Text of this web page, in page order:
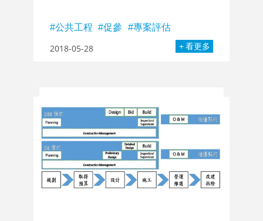
公共工程 促參 專案評估
2018-05-28 看更多